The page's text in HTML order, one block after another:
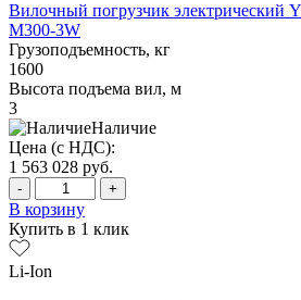
Вилочный погрузчик электрический
M300-3W
Грузоподъемность, кг
1600
Высота подъема вил, м
3
Наличие
Цена (с НДС):
1 563 028 руб.
- +
В корзину
Купить в 1 клик
Li-Ion